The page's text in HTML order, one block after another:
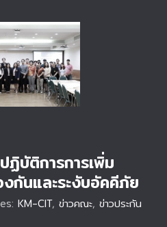
รอบรมเชิง
รการเพิ่ม
ธิภาพการ
ะระงับอัคคี
ภัย
ฏิบัติการการเพิ่ม
กันและระงับอัคคีภัย
KM-CIT, ข่าวคณะ, ข่าวประกัน